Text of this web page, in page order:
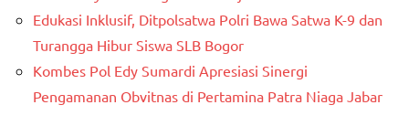
Edukasi Inklusif, Ditpolsatwa Polri Bawa Satwa K-9 dan
Turangga Hibur Siswa SLB Bogor
Kombes Pol Edy Sumardi Apresiasi Sinergi
Pengamanan Obvitnas di Pertamina Patra Niaga Jabar